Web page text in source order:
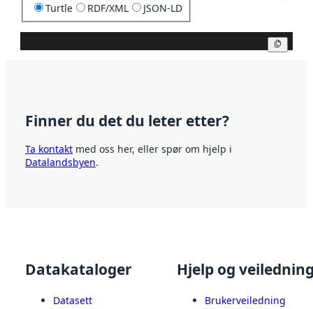
Turtle RDF/XML JSON-LD
Finner du det du leter etter?
Ta kontakt med oss her, eller spør om hjelp i
Datalandsbyen.
Datakataloger
Datasett
Hjelp og
Brukerveiledning